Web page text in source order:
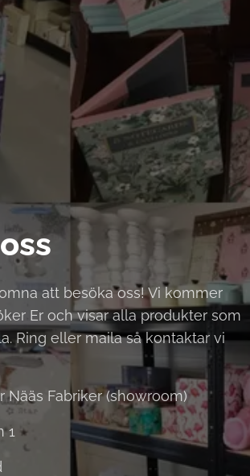
att besöka oss! Vi kommer
Er och visar alla produkter som
Ring eller maila så kontaktar vi
Nääs Fabriker (showroom)
1